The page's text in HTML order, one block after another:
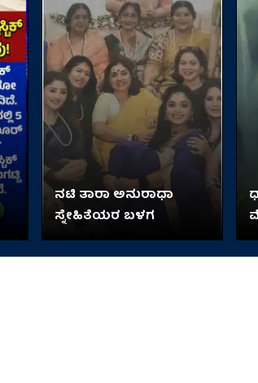
ನಟಿ ತಾರಾ ಅನುರಾಧಾ
ಸ್ನೇಹಿತೆಯರ ಬಳಗ